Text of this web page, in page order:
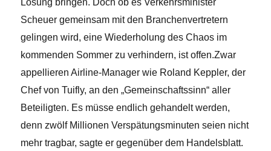
Lösung bringen. Doch ob es Verkehrsminister
Scheuer gemeinsam mit den Branchenvertretern
gelingen wird, eine Wiederholung des Chaos im
kommenden Sommer zu verhindern, ist offen.Zwar
appellieren Airline-Manager wie Roland Keppler, der
Chef von Tuifly, an den „Gemeinschaftssinn“ aller
Beteiligten. Es müsse endlich gehandelt werden,
denn zwölf Millionen Verspätungsminuten seien nicht
mehr tragbar, sagte er gegenüber dem Handelsblatt.